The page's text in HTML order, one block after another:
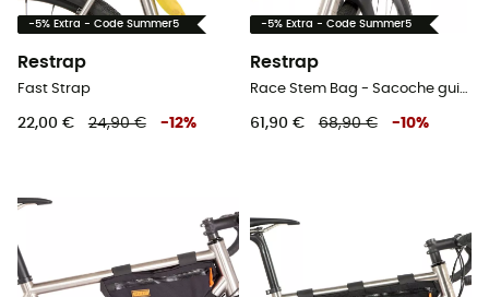
-5% Extra - Code Summer5
Restrap
Fast Strap
22,00 € 24,90 € -12%
-5% Extra - Code Summer5
Restrap
Race Stem Bag - Sacoche guidon vélo
61,90 € 68,90 € -10%